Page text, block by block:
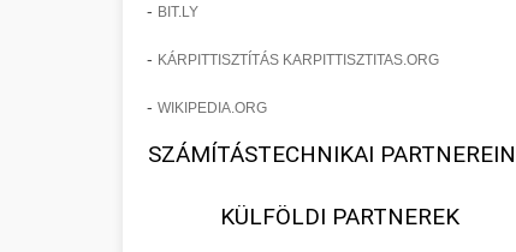
- BIT.LY
- KÁRPITTISZTÍTÁS KARPITTISZTITAS.ORG
- WIKIPEDIA.ORG
SZÁMÍTÁSTECHNIKAI
KÜLFÖLDI PARTNEREK